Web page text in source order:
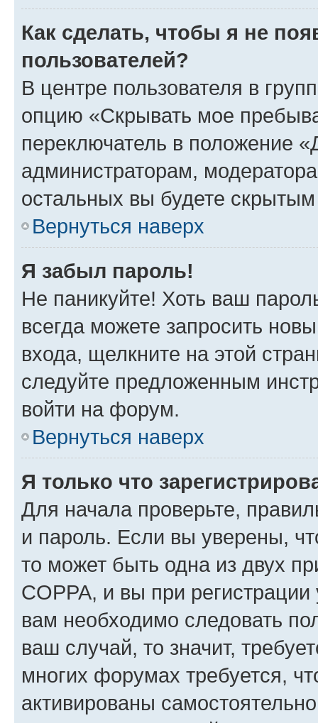
Как сделать, чтобы я не
пользователей?
В центре пользователя в
опцию «Скрывать мое
переключатель в положение
администраторам,
остальных вы будете
Вернуться наверх
Я забыл пароль!
Не паникуйте! Хоть ваш
всегда можете запросить
входа, щелкните на этой
следуйте предложенным
войти на форум.
Вернуться наверх
Я только что
Для начала проверьте,
и пароль. Если вы уверены,
то может быть одна из двух
COPPA, и вы при
вам необходимо следовать
ваш случай, то значит,
многих форумах требуется,
активированы